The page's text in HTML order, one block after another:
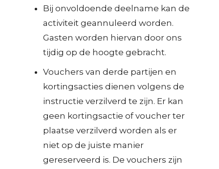
Bij onvoldoende deelname kan de
activiteit geannuleerd worden.
Gasten worden hiervan door ons
tijdig op de hoogte gebracht.
Vouchers van derde partijen en
kortingsacties dienen volgens de
instructie verzilverd te zijn. Er kan
geen kortingsactie of voucher ter
plaatse verzilverd worden als er
niet op de juiste manier
gereserveerd is. De vouchers zijn